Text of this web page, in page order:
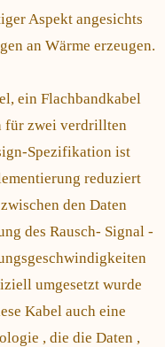
Aspekt angesichts
an Wärme erzeugen.
ein Flachbandkabel
für zwei verdrillten
Spezifikation ist
reduziert
den Daten
des Rausch- Signal -
umgesetzt wurde
Kabel auch eine
, die die Daten ,